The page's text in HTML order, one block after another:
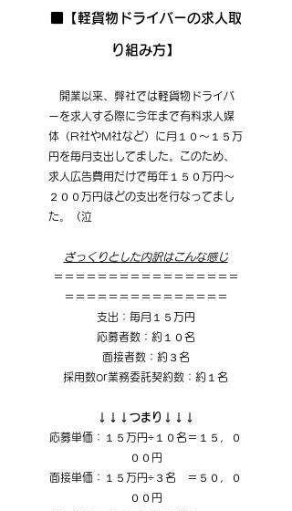
■【軽貨物ドライバーの求人取
り組み方】
開業以来、弊社では軽貨物ドライバ
ーを求人する際に今年まで有料求人媒
体（R社やM社など）に月１０〜１５万
円を毎月支出してました。このため、
求人広告費用だけで毎年１５０万円〜
２００万円ほどの支出を行なってまし
た。（泣
ざっくりとした内訳はこんな感じ
＝＝＝＝＝＝＝＝＝＝＝＝＝＝＝＝＝
＝＝＝＝＝＝＝＝＝＝＝＝＝＝＝
支出：毎月１５万円
応募者数：約１０名
面接者数：約３名
採用数or業務委託契約数：約１名
↓↓↓つまり↓↓↓
応募単価：１５万円÷１０名＝１５，０
００円
面接単価：１５万円÷３名　＝５０，０
００円